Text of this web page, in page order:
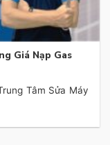
Giá Nạp Gas
Tâm Sửa Máy